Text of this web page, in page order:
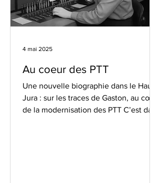
Au coeur des PTT
Une nouvelle biographie dans le Haut-
Jura : sur les traces de Gaston, au cœur
de la modernisation des PTT C’est dans
4 mai 2025